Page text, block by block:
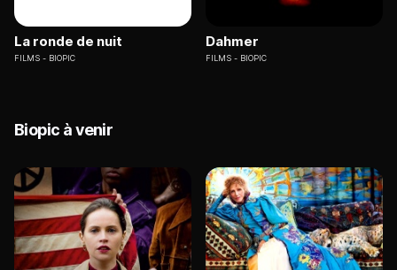
La ronde de nuit
FILMS BIOPIC
Dahmer
FILMS BIOPIC
Biopic à venir